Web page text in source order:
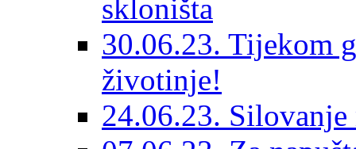
skloništa
30.06.23. Tijekom
životinje!
24.06.23.